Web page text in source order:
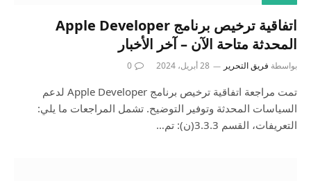
اتفاقية ترخيص برنامج Apple Developer
المحدثة متاحة الآن – آخر الأخبار
بواسطة فريق التحرير 28 أبريل، 2024 0
تمت مراجعة اتفاقية ترخيص برنامج Apple Developer لدعم
السياسات المحدثة وتوفير التوضيح. تشمل المراجعات ما يلي:
التعريفات، القسم 3.3.3(ن): تم…